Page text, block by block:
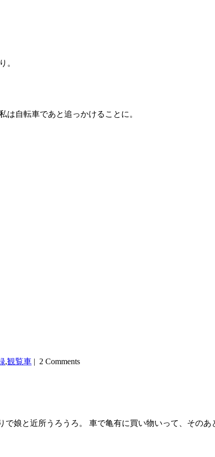
。
は自転車であと追っかけることに。
,観覧車 | 2 Comments
で娘と近所うろうろ。 車で亀有に買い物いって、その